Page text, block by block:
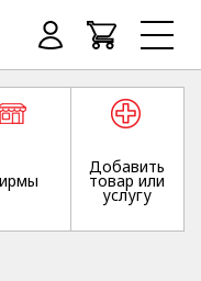
Добавить
товар или
услугу